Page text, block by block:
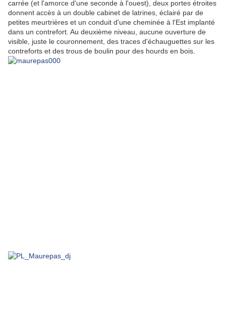
carrée (et l'amorce d'une seconde à l'ouest), deux portes étroites
donnent accès à un double cabinet de latrines, éclairé par de
petites meurtrières et un conduit d'une cheminée à l'Est implanté
dans un contrefort. Au deuxième niveau, aucune ouverture de
visible, juste le couronnement, des traces d'échauguettes sur les
contreforts et des trous de boulin pour des hourds en bois.